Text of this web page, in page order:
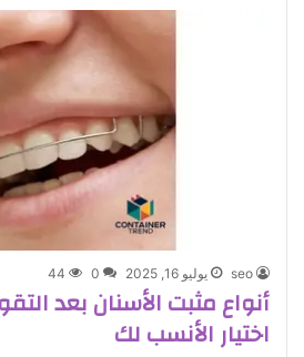
seo يوليو 16, 2025 0
44
أنواع مثبت الأسنان بعد
اختيار الأنسب لك